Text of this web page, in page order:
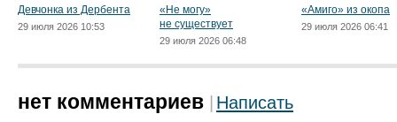
Девчонка из Дербента
29 июля 2026 10:53
«Не могу»
не существует
29 июля 2026 06:48
«Амиго» из окопа
29 июля 2026 06:41
нет комментариев Написать